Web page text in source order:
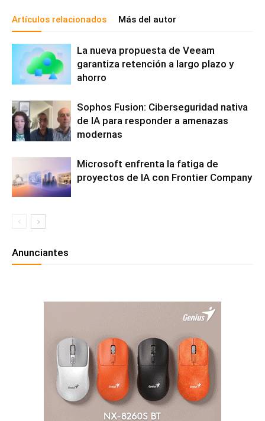
Artículos relacionados Más del autor
La nueva propuesta de Veeam
garantiza retención a largo plazo y
ahorro
Sophos Fusion: Ciberseguridad nativa
de IA para responder a amenazas
modernas
Microsoft enfrenta la fatiga de
proyectos de IA con Frontier Company
Anunciantes